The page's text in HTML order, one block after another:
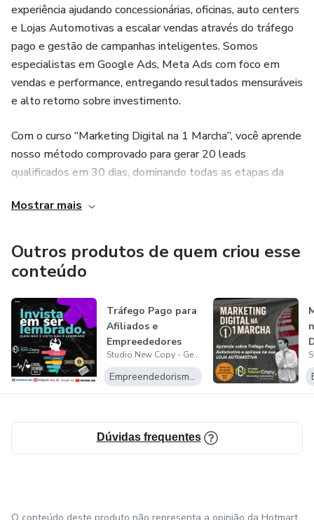
experiência ajudando concessionárias, oficinas, auto centers
e Lojas Automotivas a escalar vendas através do tráfego
pago e gestão de campanhas inteligentes. Somos
especialistas em Google Ads, Meta Ads com foco em
vendas e performance, entregando resultados mensuráveis
e alto retorno sobre investimento.
Com o curso “Marketing Digital na 1 Marcha”, você aprende
nosso método comprovado para gerar 20 leads
qualificados em 30 dias, dominando todas as etapas da
suporte VIP garantido.
Mostrar mais
Outros produtos de quem criou esse
conteúdo
Tráfego Pago para
Afiliados e
Empreededores
Studio New Copy - Gestão de marketing e tráfego pago Automotivo
Empreendedorismo Digital
Dúvidas frequentes